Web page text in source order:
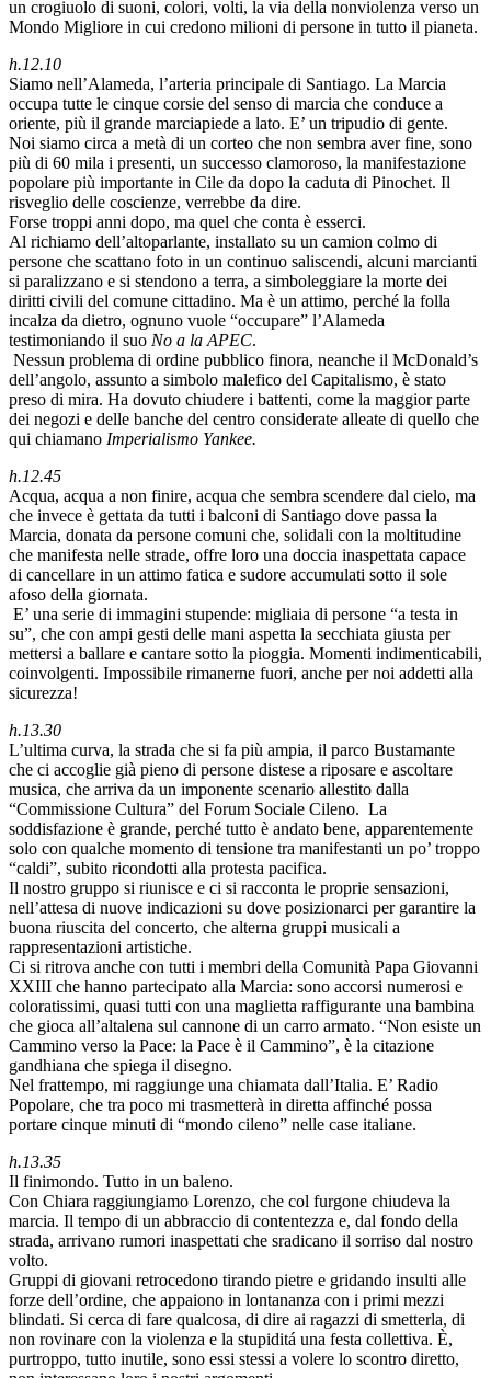
un crogiuolo di suoni, colori, volti, la via della nonviolenza verso un
Mondo Migliore in cui credono milioni di persone in tutto il pianeta.
h.12.10
Siamo nell’Alameda, l’arteria principale di Santiago. La Marcia
occupa tutte le cinque corsie del senso di marcia che conduce a
oriente, più il grande marciapiede a lato. E’ un tripudio di gente.
Noi siamo circa a metà di un corteo che non sembra aver fine, sono
più di 60 mila i presenti, un successo clamoroso, la manifestazione
popolare più importante in Cile da dopo la caduta di Pinochet. Il
risveglio delle coscienze, verrebbe da dire.
Forse troppi anni dopo, ma quel che conta è esserci.
Al richiamo dell’altoparlante, installato su un camion colmo di
persone che scattano foto in un continuo saliscendi, alcuni marcianti
si paralizzano e si stendono a terra, a simboleggiare la morte dei
diritti civili del comune cittadino. Ma è un attimo, perché la folla
incalza da dietro, ognuno vuole “occupare” l’Alameda
testimoniando il suo No a la APEC.
Nessun problema di ordine pubblico finora, neanche il McDonald’s
dell’angolo, assunto a simbolo malefico del Capitalismo, è stato
preso di mira. Ha dovuto chiudere i battenti, come la maggior parte
dei negozi e delle banche del centro considerate alleate di quello che
qui chiamano Imperialismo Yankee.
h.12.45
Acqua, acqua a non finire, acqua che sembra scendere dal cielo, ma
che invece è gettata da tutti i balconi di Santiago dove passa la
Marcia, donata da persone comuni che, solidali con la moltitudine
che manifesta nelle strade, offre loro una doccia inaspettata capace
di cancellare in un attimo fatica e sudore accumulati sotto il sole
afoso della giornata.
E’ una serie di immagini stupende: migliaia di persone “a testa in
su”, che con ampi gesti delle mani aspetta la secchiata giusta per
mettersi a ballare e cantare sotto la pioggia. Momenti indimenticabili,
coinvolgenti. Impossibile rimanerne fuori, anche per noi addetti alla
sicurezza!
h.13.30
L’ultima curva, la strada che si fa più ampia, il parco Bustamante
che ci accoglie già pieno di persone distese a riposare e ascoltare
musica, che arriva da un imponente scenario allestito dalla
“Commissione Cultura” del Forum Sociale Cileno. La
soddisfazione è grande, perché tutto è andato bene, apparentemente
solo con qualche momento di tensione tra manifestanti un po’ troppo
“caldi”, subito ricondotti alla protesta pacifica.
Il nostro gruppo si riunisce e ci si racconta le proprie sensazioni,
nell’attesa di nuove indicazioni su dove posizionarci per garantire la
buona riuscita del concerto, che alterna gruppi musicali a
rappresentazioni artistiche.
Ci si ritrova anche con tutti i membri della Comunità Papa Giovanni
XXIII che hanno partecipato alla Marcia: sono accorsi numerosi e
coloratissimi, quasi tutti con una maglietta raffigurante una bambina
che gioca all’altalena sul cannone di un carro armato. “Non esiste un
Cammino verso la Pace: la Pace è il Cammino”, è la citazione
gandhiana che spiega il disegno.
Nel frattempo, mi raggiunge una chiamata dall’Italia. E’ Radio
Popolare, che tra poco mi trasmetterà in diretta affinché possa
portare cinque minuti di “mondo cileno” nelle case italiane.
h.13.35
Il finimondo. Tutto in un baleno.
Con Chiara raggiungiamo Lorenzo, che col furgone chiudeva la
marcia. Il tempo di un abbraccio di contentezza e, dal fondo della
strada, arrivano rumori inaspettati che sradicano il sorriso dal nostro
volto.
Gruppi di giovani retrocedono tirando pietre e gridando insulti alle
forze dell’ordine, che appaiono in lontananza con i primi mezzi
blindati. Si cerca di fare qualcosa, di dire ai ragazzi di smetterla, di
non rovinare con la violenza e la stupiditá una festa collettiva. È,
purtroppo, tutto inutile, sono essi stessi a volere lo scontro diretto,